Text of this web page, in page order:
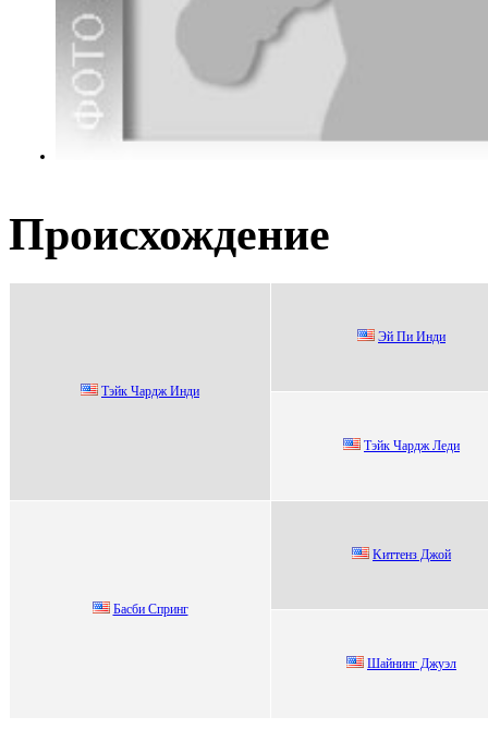
Происхождение
Тэйк Чардж Инди
Эй Пи Инди
Тэйк Чардж Леди
Баcби Cпpинг
Kиттeнз Джoй
Шайнинг Джуэл